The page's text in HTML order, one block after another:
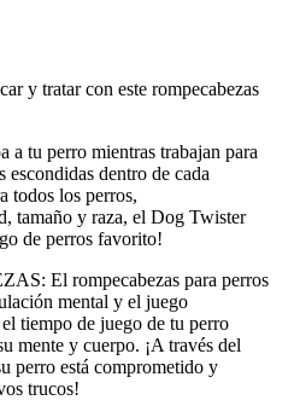
y tratar con este rompecabezas
a tu perro mientras trabajan para
escondidas dentro de cada
todos los perros,
tamaño y raza, el Dog Twister
de perros favorito!
El rompecabezas para perros
mental y el juego
tiempo de juego de tu perro
mente y cuerpo. ¡A través del
perro está comprometido y
trucos!